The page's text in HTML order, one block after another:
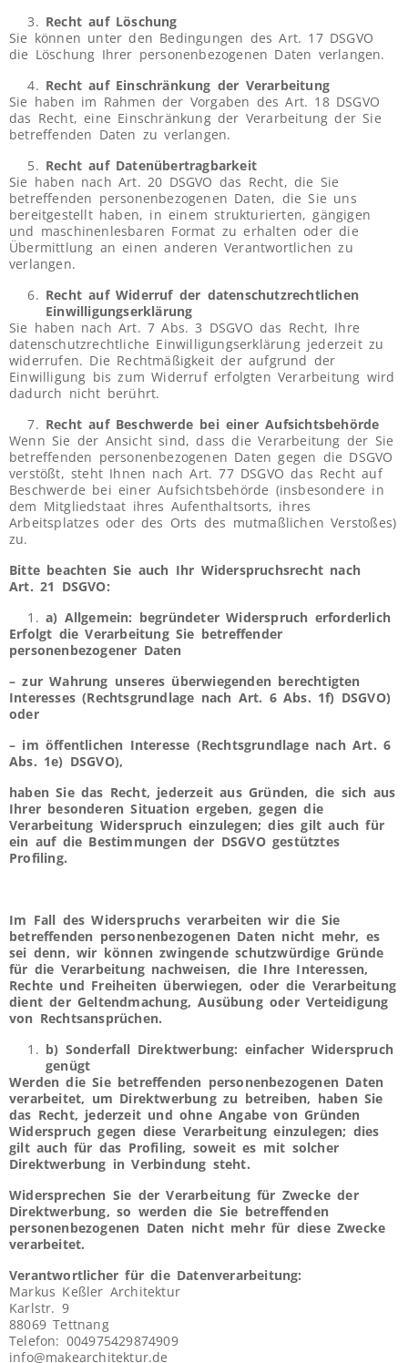
Recht auf Löschung
Sie können unter den Bedingungen des Art. 17 DSGVO
die Löschung Ihrer personenbezogenen Daten verlangen.
Recht auf Einschränkung der Verarbeitung
Sie haben im Rahmen der Vorgaben des Art. 18 DSGVO
das Recht, eine Einschränkung der Verarbeitung der Sie
betreffenden Daten zu verlangen.
Recht auf Datenübertragbarkeit
Sie haben nach Art. 20 DSGVO das Recht, die Sie
betreffenden personenbezogenen Daten, die Sie uns
bereitgestellt haben, in einem strukturierten, gängigen
und maschinenlesbaren Format zu erhalten oder die
Übermittlung an einen anderen Verantwortlichen zu
verlangen.
Recht auf Widerruf der datenschutzrechtlichen
Einwilligungserklärung
Sie haben nach Art. 7 Abs. 3 DSGVO das Recht, Ihre
datenschutzrechtliche Einwilligungserklärung jederzeit zu
widerrufen. Die Rechtmäßigkeit der aufgrund der
Einwilligung bis zum Widerruf erfolgten Verarbeitung wird
dadurch nicht berührt.
Recht auf Beschwerde bei einer Aufsichtsbehörde
Wenn Sie der Ansicht sind, dass die Verarbeitung der Sie
betreffenden personenbezogenen Daten gegen die DSGVO
verstößt, steht Ihnen nach Art. 77 DSGVO das Recht auf
Beschwerde bei einer Aufsichtsbehörde (insbesondere in
dem Mitgliedstaat ihres Aufenthaltsorts, ihres
Arbeitsplatzes oder des Orts des mutmaßlichen Verstoßes)
zu.
Bitte beachten Sie auch Ihr Widerspruchsrecht nach
Art. 21 DSGVO:
a) Allgemein: begründeter Widerspruch erforderlich
Erfolgt die Verarbeitung Sie betreffender
personenbezogener Daten
– zur Wahrung unseres überwiegenden berechtigten
Interesses (Rechtsgrundlage nach Art. 6 Abs. 1f) DSGVO)
oder
– im öffentlichen Interesse (Rechtsgrundlage nach Art. 6
Abs. 1e) DSGVO),
haben Sie das Recht, jederzeit aus Gründen, die sich aus
Ihrer besonderen Situation ergeben, gegen die
Verarbeitung Widerspruch einzulegen; dies gilt auch für
ein auf die Bestimmungen der DSGVO gestütztes
Profiling.
Im Fall des Widerspruchs verarbeiten wir die Sie
betreffenden personenbezogenen Daten nicht mehr, es
sei denn, wir können zwingende schutzwürdige Gründe
für die Verarbeitung nachweisen, die Ihre Interessen,
Rechte und Freiheiten überwiegen, oder die Verarbeitung
dient der Geltendmachung, Ausübung oder Verteidigung
von Rechtsansprüchen.
b) Sonderfall Direktwerbung: einfacher Widerspruch
genügt
Werden die Sie betreffenden personenbezogenen Daten
verarbeitet, um Direktwerbung zu betreiben, haben Sie
das Recht, jederzeit und ohne Angabe von Gründen
Widerspruch gegen diese Verarbeitung einzulegen; dies
gilt auch für das Profiling, soweit es mit solcher
Direktwerbung in Verbindung steht.
Widersprechen Sie der Verarbeitung für Zwecke der
Direktwerbung, so werden die Sie betreffenden
personenbezogenen Daten nicht mehr für diese Zwecke
verarbeitet.
Verantwortlicher für die Datenverarbeitung:
Markus Keßler Architektur
Karlstr. 9
88069 Tettnang
Telefon: 004975429874909
info@makearchitektur.de